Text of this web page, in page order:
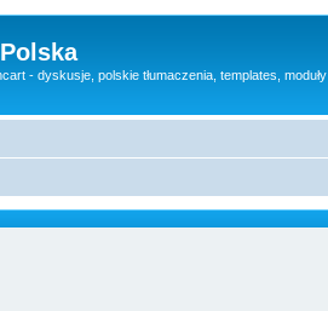
- dyskusje, polskie tłumaczenia, templates, moduły